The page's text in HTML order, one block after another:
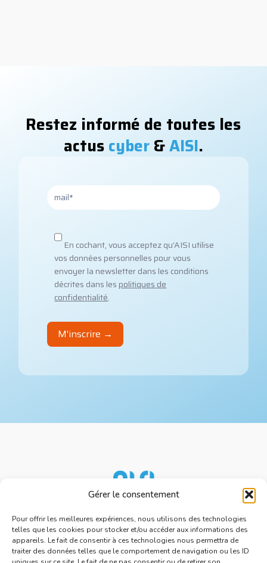
Gérer le consentement
Pour offrir les meilleures expériences, nous utilisons des technologies
telles que les cookies pour stocker et/ou accéder aux informations des
appareils. Le fait de consentir à ces technologies nous permettra de
traiter des données telles que le comportement de navigation ou les ID
Restez informé de toutes les
actuscyber&AISI.
En cochant, vous acceptez qu’AISI utilise
vos données personnelles pour vous
envoyer la newsletter dans les conditions
décrites dans les politiques de
confidentialité.
Ressources
À propos d'AISI
Nous rejoindre